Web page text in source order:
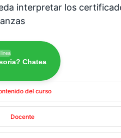
interpretar los
línea
Chatea
del curso
Docente